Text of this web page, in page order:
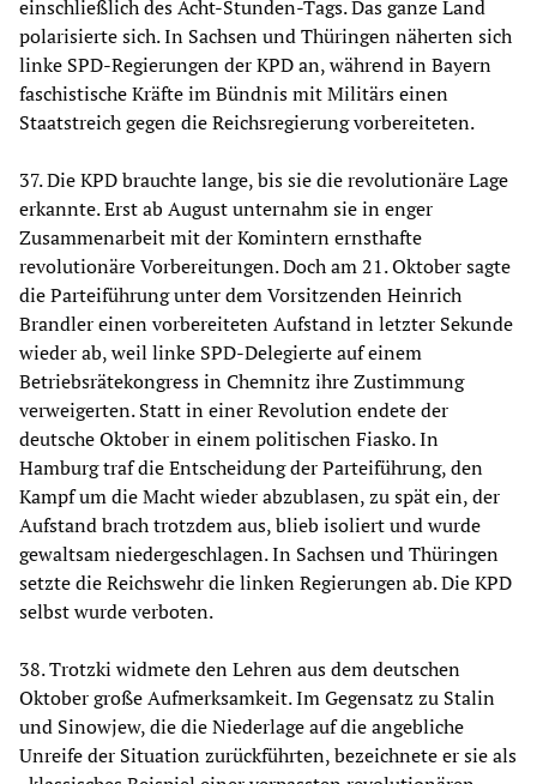
einschließlich des Acht-Stunden-Tags. Das ganze Land
polarisierte sich. In Sachsen und Thüringen näherten sich
linke SPD-Regierungen der KPD an, während in Bayern
faschistische Kräfte im Bündnis mit Militärs einen
Staatstreich gegen die Reichsregierung vorbereiteten.
37. Die KPD brauchte lange, bis sie die revolutionäre Lage
erkannte. Erst ab August unternahm sie in enger
Zusammenarbeit mit der Komintern ernsthafte
revolutionäre Vorbereitungen. Doch am 21. Oktober sagte
die Parteiführung unter dem Vorsitzenden Heinrich
Brandler einen vorbereiteten Aufstand in letzter Sekunde
wieder ab, weil linke SPD-Delegierte auf einem
Betriebsrätekongress in Chemnitz ihre Zustimmung
verweigerten. Statt in einer Revolution endete der
deutsche Oktober in einem politischen Fiasko. In
Hamburg traf die Entscheidung der Parteiführung, den
Kampf um die Macht wieder abzublasen, zu spät ein, der
Aufstand brach trotzdem aus, blieb isoliert und wurde
gewaltsam niedergeschlagen. In Sachsen und Thüringen
setzte die Reichswehr die linken Regierungen ab. Die KPD
selbst wurde verboten.
38. Trotzki widmete den Lehren aus dem deutschen
Oktober große Aufmerksamkeit. Im Gegensatz zu Stalin
und Sinowjew, die die Niederlage auf die angebliche
Unreife der Situation zurückführten, bezeichnete er sie als